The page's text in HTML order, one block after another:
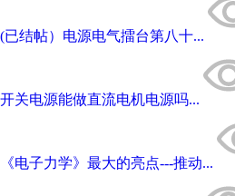
(已结帖）电源电气擂台第八十...
开关电源能做直流电机电源吗...
《电子力学》最大的亮点---推动...